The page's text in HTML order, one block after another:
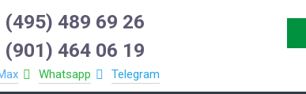
(495) 489 69 26
(901) 464 06 19
Whatsapp Telegram